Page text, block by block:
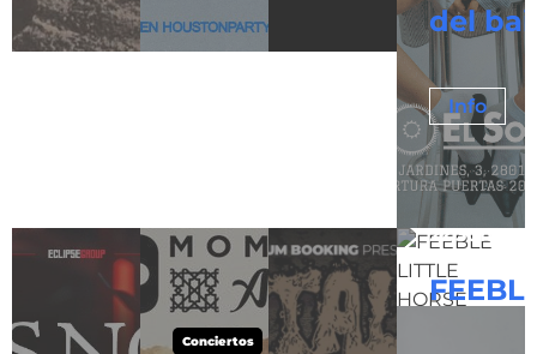
del
Info
Conciertos
Miércoles
4
19.00 -
22.30h